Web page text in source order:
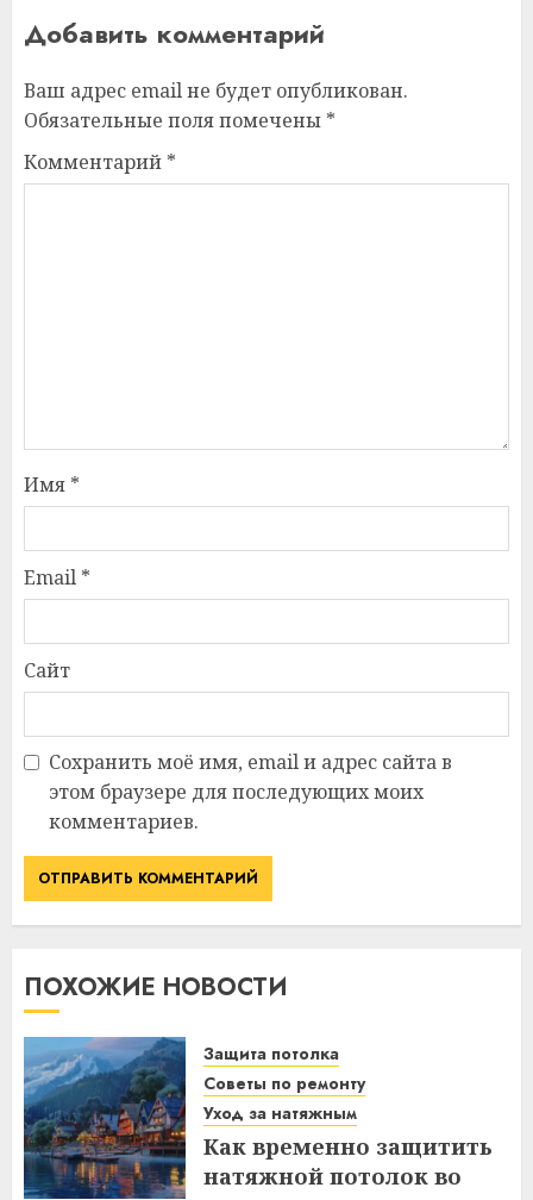
Добавить комментарий
Ваш адрес email не будет опубликован.
Обязательные поля помечены *
Комментарий *
Имя *
Email *
Сайт
Сохранить моё имя, email и адрес сайта в
этом браузере для последующих моих
комментариев.
ПОХОЖИЕ НОВОСТИ
Защита потолка
Советы по ремонту
Уход за натяжным
Как временно защитить
натяжной потолок во